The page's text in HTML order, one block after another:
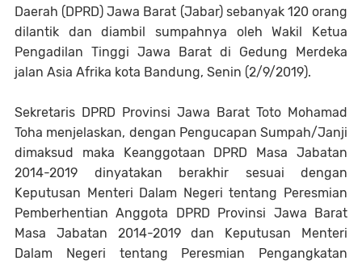
Daerah (DPRD) Jawa Barat (Jabar) sebanyak 120 orang
dilantik dan diambil sumpahnya oleh Wakil Ketua
Pengadilan Tinggi Jawa Barat di Gedung Merdeka
jalan Asia Afrika kota Bandung, Senin (2/9/2019).
Sekretaris DPRD Provinsi Jawa Barat Toto Mohamad
Toha menjelaskan, dengan Pengucapan Sumpah/Janji
dimaksud maka Keanggotaan DPRD Masa Jabatan
2014-2019 dinyatakan berakhir sesuai dengan
Keputusan Menteri Dalam Negeri tentang Peresmian
Pemberhentian Anggota DPRD Provinsi Jawa Barat
Masa Jabatan 2014-2019 dan Keputusan Menteri
Dalam Negeri tentang Peresmian Pengangkatan